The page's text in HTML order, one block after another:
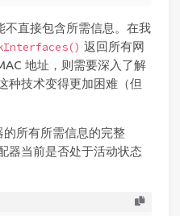
不直接包含所需信息。在我
返回所有网
地址，则需要深入了解
种技术变得更加困难（但
所有所需信息的完整
器当前是否处于活动状态